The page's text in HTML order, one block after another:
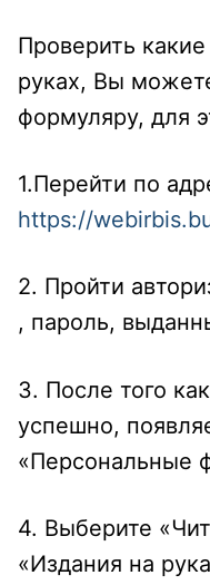
Проверить
руках, Вы
формуляру, для
1.Перейти по
https://
2. Пройти
, пароль,
3. После того
успешно,
«Персональные
4. Выберите
«Издания на